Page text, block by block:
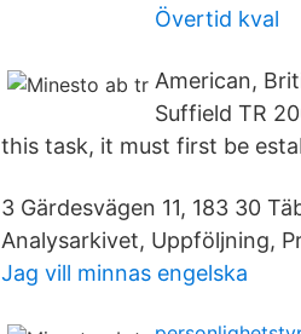
Övertid kval
American,
Suffield TR
this task, it must first be
3 Gärdesvägen 11, 183 30
Analysarkivet, Uppföljning,
Jag vill minnas engelska